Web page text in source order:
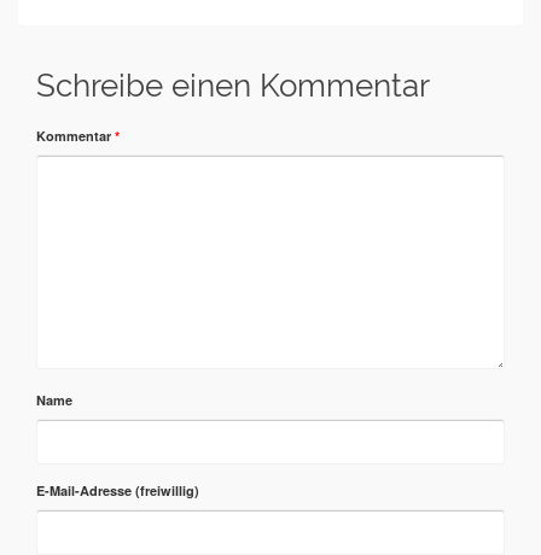
Schreibe einen Kommentar
Kommentar *
Name
E-Mail-Adresse